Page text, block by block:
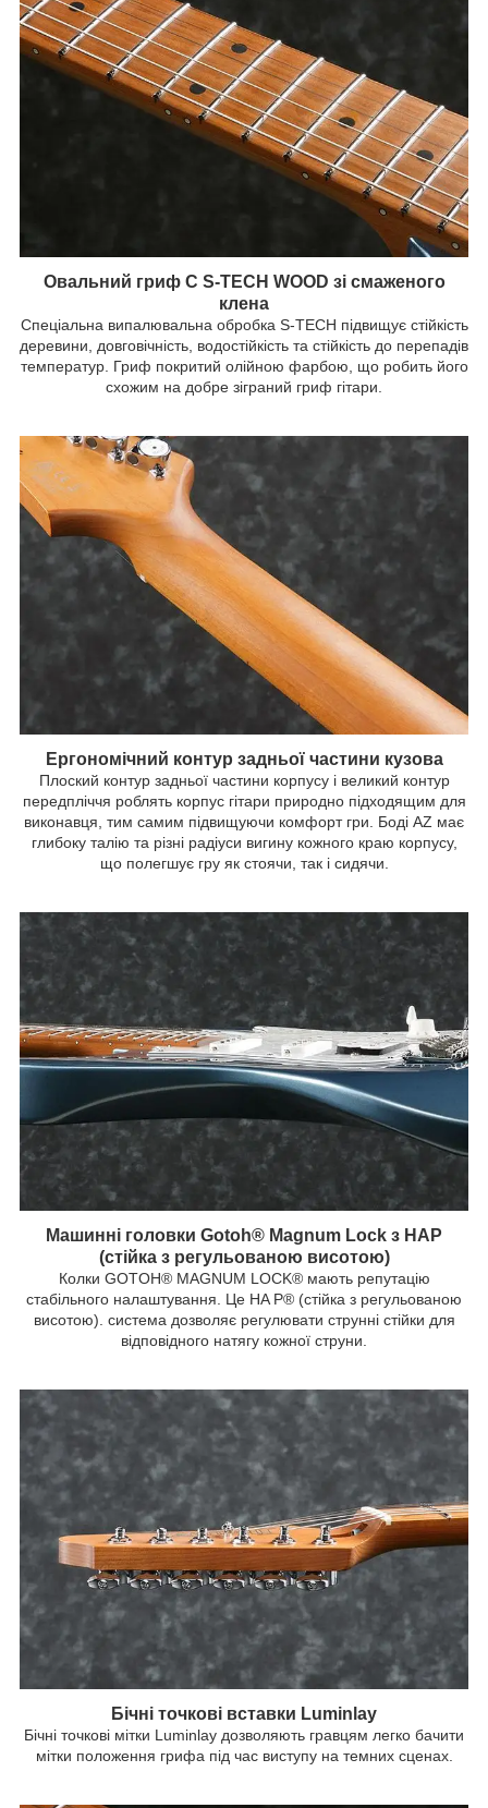
Овальний гриф C S-TECH WOOD зі смаженого
клена
Спеціальна випалювальна обробка S-TECH підвищує стійкість
деревини, довговічність, водостійкість та стійкість до перепадів
температур. Гриф покритий олійною фарбою, що робить його
схожим на добре зіграний гриф гітари.
Ергономічний контур задньої частини кузова
Плоский контур задньої частини корпусу і великий контур
передпліччя роблять корпус гітари природно підходящим для
виконавця, тим самим підвищуючи комфорт гри. Боді AZ має
глибоку талію та різні радіуси вигину кожного краю корпусу,
що полегшує гру як стоячи, так і сидячи.
Машинні головки Gotoh® Magnum Lock з HAP
(стійка з регульованою висотою)
Колки GOTOH® MAGNUM LOCK® мають репутацію
стабільного налаштування. Це HA P® (стійка з регульованою
висотою). система дозволяє регулювати струнні стійки для
відповідного натягу кожної струни.
Бічні точкові вставки Luminlay
Бічні точкові мітки Luminlay дозволяють гравцям легко бачити
мітки положення грифа під час виступу на темних сценах.